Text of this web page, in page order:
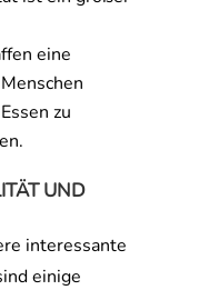
eine
zu
UND
interessante
einige